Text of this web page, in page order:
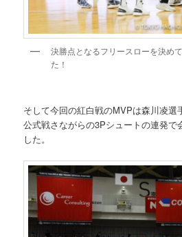
決勝点となるフリースローを決め
た！
そして今回の紅白戦のMVPは森川凌選
公式戦さながらの3Pシュートの連発で
した。